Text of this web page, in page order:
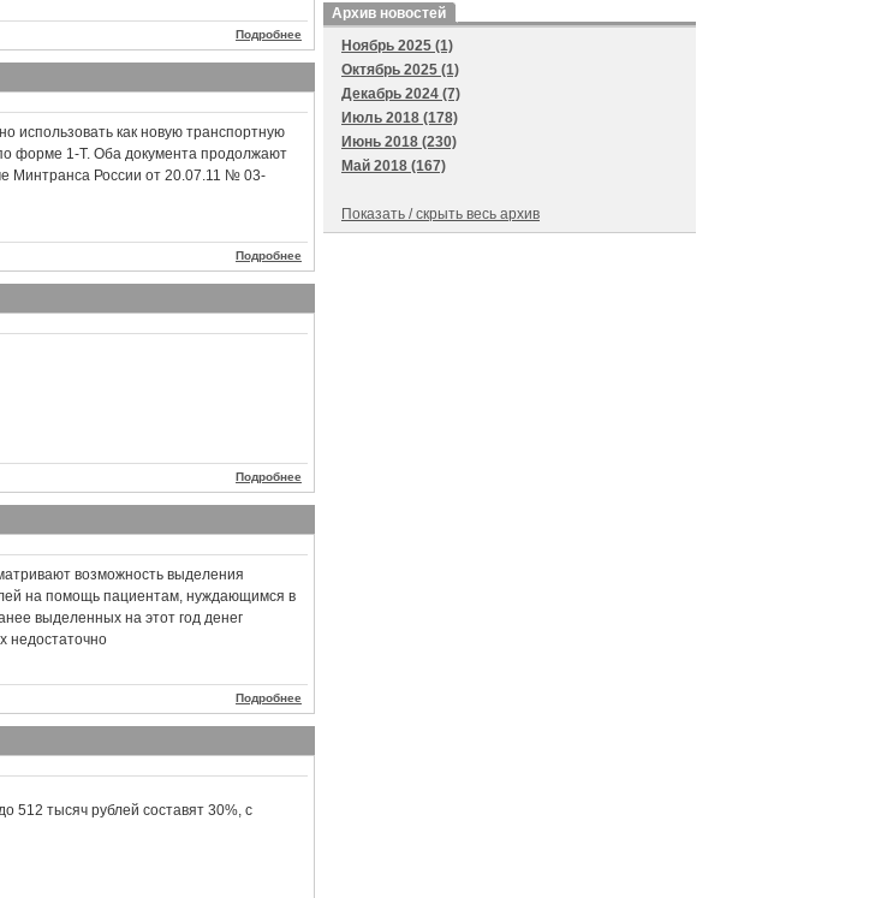
Подробнее
использовать как новую транспортную
форме 1-Т. Оба документа продолжают
Минтранса России от 20.07.11 № 03-
Подробнее
Подробнее
возможность выделения
на помощь пациентам, нуждающимся в
выделенных на этот год денег
недостаточно
Подробнее
512 тысяч рублей составят 30%, с
Архив новостей
Ноябрь 2025 (1)
Октябрь 2025 (1)
Декабрь 2024 (7)
Июль 2018 (178)
Июнь 2018 (230)
Май 2018 (167)
Показать / скрыть весь архив